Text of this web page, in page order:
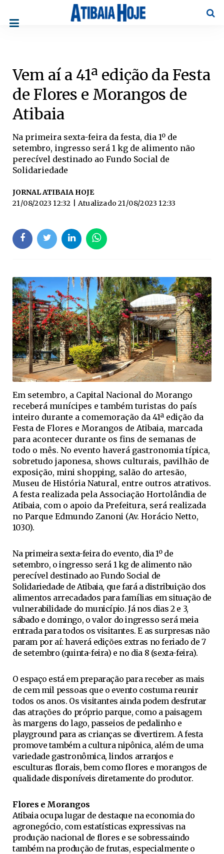
Vem aí a 41ª edição da Festa
de Flores e Morangos de
Atibaia
Na primeira sexta-feira da festa, dia 1º de
setembro, ingresso será 1 kg de alimento não
perecível destinado ao Fundo Social de
Solidariedade
JORNAL ATIBAIA HOJE
21/08/2023 12:32
| Atualizado 21/08/2023 12:33
Em setembro, a Capital Nacional do Morango
receberá munícipes e também turistas do país
inteiro durante a comemoração da 41ª edição da
Festa de Flores e Morangos de Atibaia, marcada
para acontecer durante os fins de semanas de
todo o mês. No evento haverá gastronomia típica,
sobretudo japonesa, shows culturais, pavilhão de
exposição, mini shopping, salão do artesão,
Museu de História Natural, entre outros atrativos.
A festa realizada pela Associação Hortolândia de
Atibaia, com o apoio da Prefeitura, será realizada
no Parque Edmundo Zanoni (Av. Horácio Netto,
1030).
Na primeira sexta-feira do evento, dia 1º de
setembro, o ingresso será 1 kg de alimento não
perecível destinado ao Fundo Social de
Solidariedade de Atibaia, que fará a distribuição dos
alimentos arrecadados para famílias em situação de
vulnerabilidade do município. Já nos dias 2 e 3,
sábado e domingo, o valor do ingresso será meia
entrada para todos os visitantes. E as surpresas não
param por aí: haverá edições extras no feriado de 7
de setembro (quinta-feira) e no dia 8 (sexta-feira).
O espaço está em preparação para receber as mais
de cem mil pessoas que o evento costuma reunir
todos os anos. Os visitantes ainda podem desfrutar
das atrações do próprio parque, como a paisagem
às margens do lago, passeios de pedalinho e
playground para as crianças se divertirem. A festa
promove também a cultura nipônica, além de uma
variedade gastronômica, lindos arranjos e
esculturas florais, bem como flores e morangos de
qualidade disponíveis diretamente do produtor.
Flores e Morangos
Atibaia ocupa lugar de destaque na economia do
agronegócio, com estatísticas expressivas na
produção nacional de flores e se sobressaindo
também na produção de frutas, especialmente o